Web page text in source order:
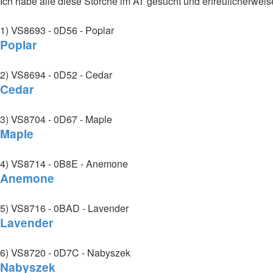
1) VS8693 - 0D56 - Poplar
Poplar
2) VS8694 - 0D52 - Cedar
Cedar
3) VS8704 - 0D67 - Maple
Maple
4) VS8714 - 0B8E - Anemone
Anemone
5) VS8716 - 0BAD - Lavender
Lavender
6) VS8720 - 0D7C - Nabyszek
Nabyszek